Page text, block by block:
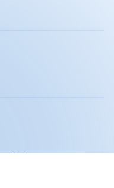
в Telegram, где мы